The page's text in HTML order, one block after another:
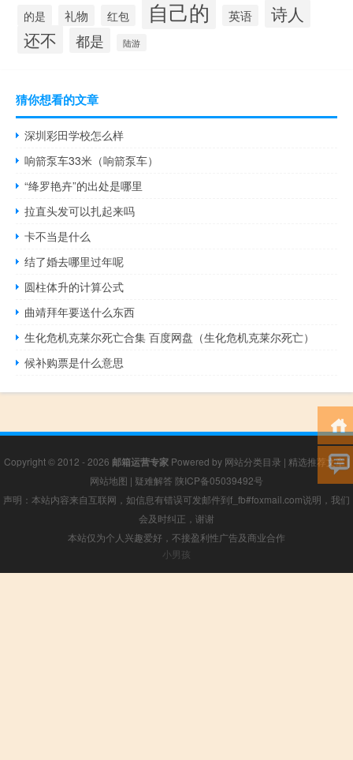
的是 礼物 红包 自己的 英语
诗人
还不
都是 陆游
猜你想看的文章
深圳彩田学校怎么样
响箭泵车33米（响箭泵车）
“绛罗艳卉”的出处是哪里
拉直头发可以扎起来吗
卡不当是什么
结了婚去哪里过年呢
圆柱体升的计算公式
曲靖拜年要送什么东西
生化危机克莱尔死亡合集 百度网盘（生化危机克莱尔死亡）
候补购票是什么意思
Copyright © 2012 - 2026 邮箱运营专家Powered by 网站分类目录 | 精选推荐文章|
网站地图 | 疑难解答 陕ICP备05039492号
声明：本站内容来自互联网，如信息有错误可发邮件到f_fb#foxmail.com说明，我们
会及时纠正，谢谢
本站仅为个人兴趣爱好，不接盈利性广告及商业合作
小男孩